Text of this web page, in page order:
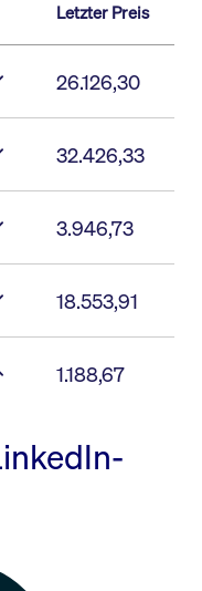
Letzter Preis
26.126,30
32.426,33
3.946,73
18.553,91
1.188,67